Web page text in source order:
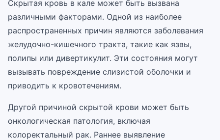
Скрытая кровь в кале может быть вызвана
различными факторами. Одной из наиболее
распространенных причин являются заболевания
желудочно-кишечного тракта, такие как язвы,
полипы или дивертикулит. Эти состояния могут
вызывать повреждение слизистой оболочки и
приводить к кровотечениям.
Другой причиной скрытой крови может быть
онкологическая патология, включая
колоректальный рак. Раннее выявление